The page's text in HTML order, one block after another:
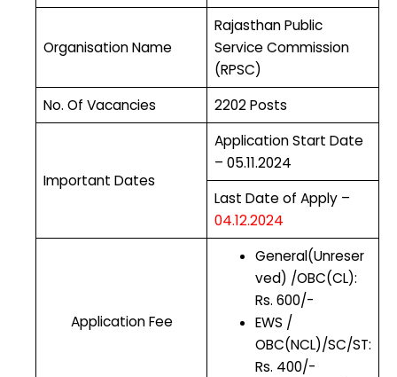
Organisation Name
Rajasthan Public
Service Commission
(RPSC)
No. Of Vacancies
2202 Posts
Important Dates
Application Start Date
– 05.11.2024
Last Date of Apply –
04.12.2024
Application Fee
General(Unreser
ved) /OBC(CL):
Rs. 600/-
EWS /
OBC(NCL)/SC/ST:
Rs. 400/-